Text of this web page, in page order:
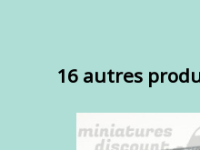
16 autres